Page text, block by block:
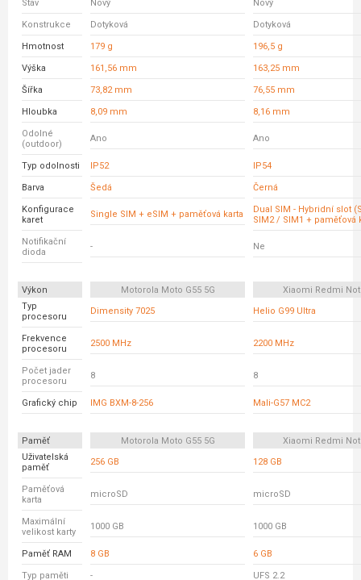
Stav
Nový Nový
Konstrukce Dotyková Dotyková
Hmotnost 179 g 196,5 g
Výška 161,56 mm 163,25 mm
Šířka 73,82 mm 76,55 mm
Hloubka 8,09 mm 8,16 mm
Odolné
(outdoor)
Ano Ano
Typ odolnosti IP52 IP54
Barva Šedá Černá
Konfigurace
karet
Single SIM + eSIM + paměťová karta
Dual SIM - Hybridní slot
SIM2 / SIM1 + paměťová
Notifikační
dioda
- Ne
Výkon Motorola Moto G55 5G
Xiaomi Redmi
Typ
procesoru
Dimensity 7025 Helio G99 Ultra
Frekvence
procesoru
2500 MHz 2200 MHz
Počet jader
procesoru
8 8
Grafický chip IMG BXM-8-256 Mali-G57 MC2
Paměť Motorola Moto G55 5G
Xiaomi Redmi
Uživatelská
paměť
256 GB 128 GB
Paměťová
karta
microSD microSD
Maximální
velikost karty
1000 GB 1000 GB
Paměť RAM 8 GB 6 GB
Typ paměti - UFS 2.2